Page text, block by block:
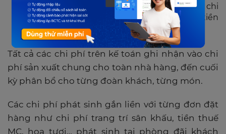
tại phòng đãi khách gồm: khấu hao nhà hàng, chi
phí bàn ghế và các công cụ, dụng cụ khác, tiền
điện, nước, điện thoại…
Tất cả các chi phí trên kế toán ghi nhận vào chi
phí sản xuất chung cho toàn nhà hàng, đến cuối
kỳ phân bổ cho từng đoàn khách, từng món.
Các chi phí phát sinh gắn liền với từng đơn đặt
hàng như chi phí trang trí sân khấu, tiền thuế
MC, hoa tươi… phát sinh tại phòng đãi khách